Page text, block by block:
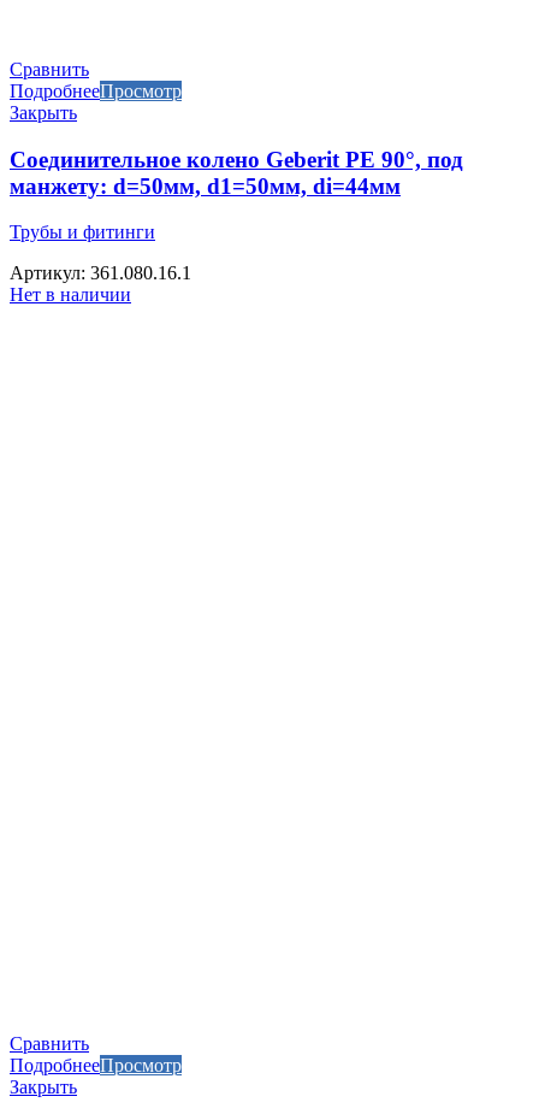
Сравнить
ПодробнееПросмотр
Закрыть
Соединительное колено Geberit PE 90°, под
манжету: d=50мм, d1=50мм, di=44мм
Трубы и фитинги
Артикул: 361.080.16.1
Нет в наличии
Сравнить
ПодробнееПросмотр
Закрыть